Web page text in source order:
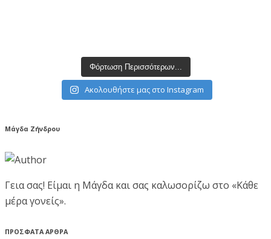
Φόρτωση Περισσότερων...
Ακολουθήστε μας στο Instagram
Μάγδα Ζήνδρου
Γεια σας! Είμαι η Μάγδα και σας καλωσορίζω στο «Κάθε
μέρα γονείς».
ΠΡΟΣΦΑΤΑ ΑΡΘΡΑ